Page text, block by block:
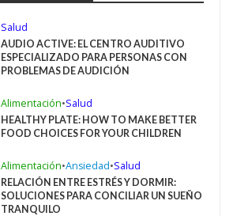
Salud
AUDIO ACTIVE: EL CENTRO AUDITIVO
ESPECIALIZADO PARA PERSONAS CON
PROBLEMAS DE AUDICIÓN
Alimentación•Salud
HEALTHY PLATE: HOW TO MAKE BETTER
FOOD CHOICES FOR YOUR CHILDREN
Alimentación•Ansiedad•Salud
RELACIÓN ENTRE ESTRÉS Y DORMIR:
SOLUCIONES PARA CONCILIAR UN SUEÑO
TRANQUILO